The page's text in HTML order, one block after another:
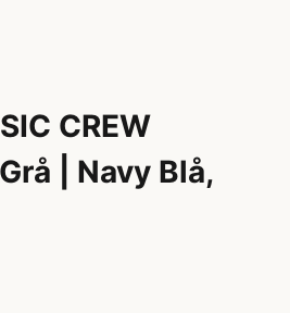
CREW
| Navy Blå,